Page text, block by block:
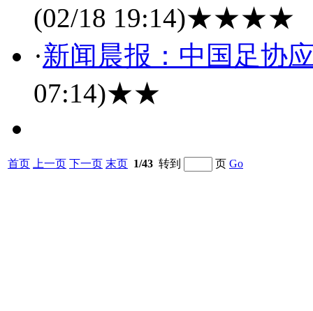
(02/18 19:14)★★★★
·新闻晨报：中国足协
07:14)★★
首页 上一页 下一页 末页 1/43 转到 页 Go